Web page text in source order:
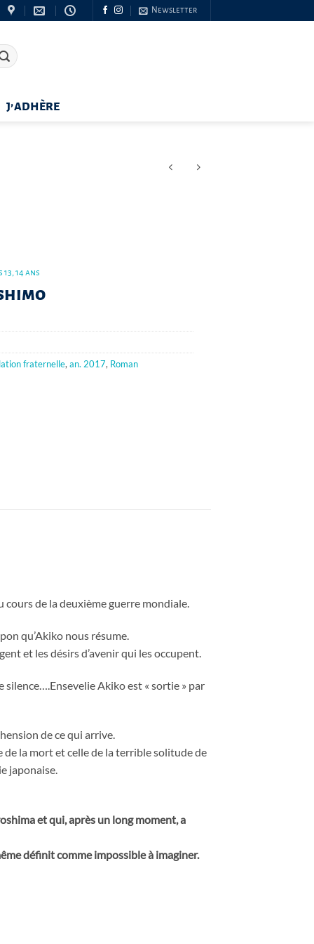
Newsletter
J’ADHÈRE
13, 14 ans
fraternelle,an. 2017, Roman
de la deuxième guerre mondiale.
qu’Akiko nous résume.
et les désirs d’avenir qui les occupent.
Akiko est « sortie » par
de ce qui arrive.
de la mort et celle de la terrible solitude de
japonaise.
et qui, après un long moment, a
définit comme impossible à imaginer.